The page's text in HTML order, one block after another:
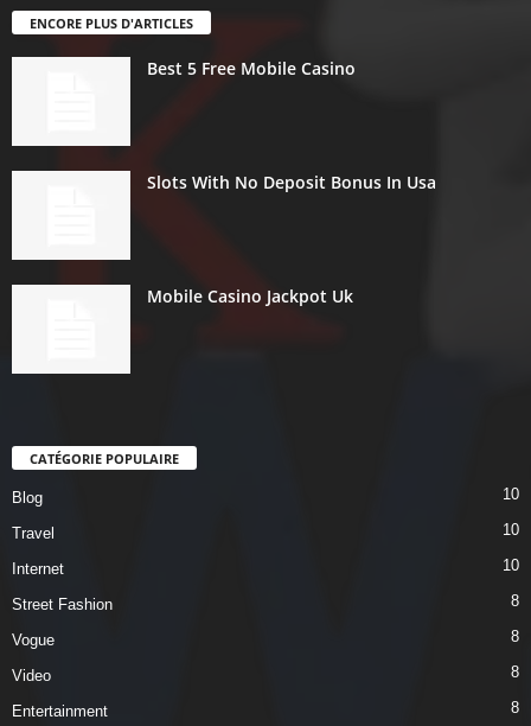
ENCORE PLUS D'ARTICLES
Best 5 Free Mobile Casino
Slots With No Deposit Bonus In Usa
Mobile Casino Jackpot Uk
CATÉGORIE POPULAIRE
Blog 10
Travel 10
Internet 10
Street Fashion 8
Vogue 8
Video 8
Entertainment 8